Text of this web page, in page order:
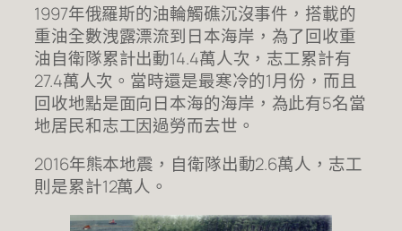
1997年俄羅斯的油輪觸礁沉沒事件，搭載的
重油全數洩露漂流到日本海岸，為了回收重
油自衛隊累計出動14.4萬人次，志工累計有
27.4萬人次。當時還是最寒冷的1月份，而且
回收地點是面向日本海的海岸，為此有5名當
地居民和志工因過勞而去世。
2016年熊本地震，自衛隊出動2.6萬人，志工
則是累計12萬人。